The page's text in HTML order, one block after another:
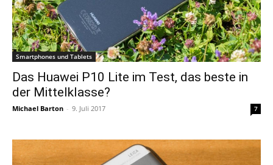
Smartphones und Tablets
Das Huawei P10 Lite im Test, das beste in
der Mittelklasse?
Michael Barton - 9. Juli 2017 7